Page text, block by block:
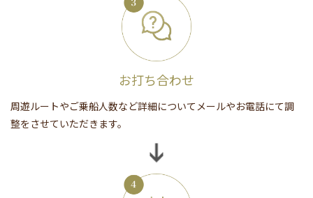
お打ち合わせ
周遊ルートやご乗船人数など詳細についてメールやお電話にて調
整をさせていただきます。